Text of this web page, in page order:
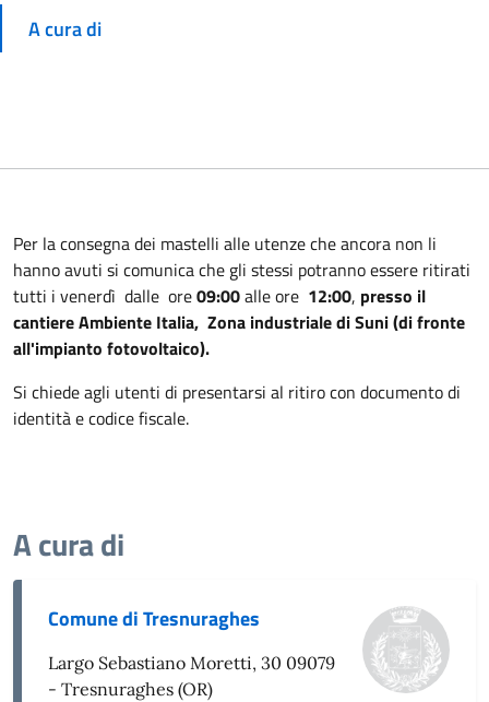
A cura di
Per la consegna dei mastelli alle utenze che ancora non li
hanno avuti si comunica che gli stessi potranno essere ritirati
tutti i venerdì dalle ore09:00alle ore 12:00, presso il
cantiere Ambiente Italia, Zona industriale di Suni (di fronte
all'impianto fotovoltaico).
Si chiede agli utenti di presentarsi al ritiro con documento di
identità e codice fiscale.
A cura di
Comune di Tresnuraghes
Largo Sebastiano Moretti, 30 09079
- Tresnuraghes (OR)